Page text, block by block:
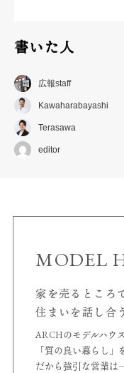
書いた人
広報staff
Kawaharabayashi
Terasawa
editor
MODEL
家を売るところ
住まいを話し合
ARCHのモデルハウ
「質の良い暮らし」
だから強引な営業は